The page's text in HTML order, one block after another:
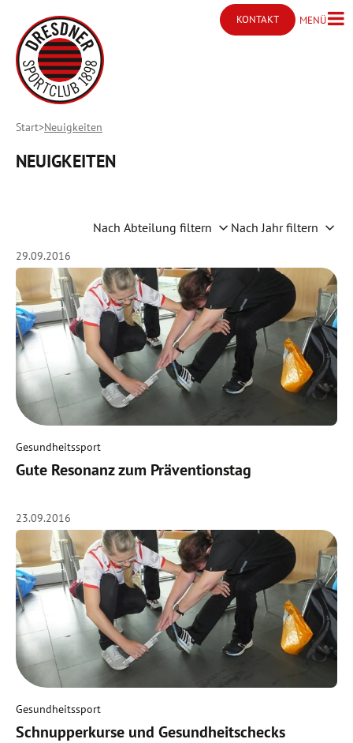
KONTAKT
Kontakt öffnen
MENÜMenü
Start Neuigkeiten
NEUIGKEITEN
Nach Abteilung filtern Nach Jahr filtern
29.09.2016
Gesundheitssport
Gute Resonanz zum Präventionstag
23.09.2016
Gesundheitssport
Schnupperkurse und Gesundheitschecks